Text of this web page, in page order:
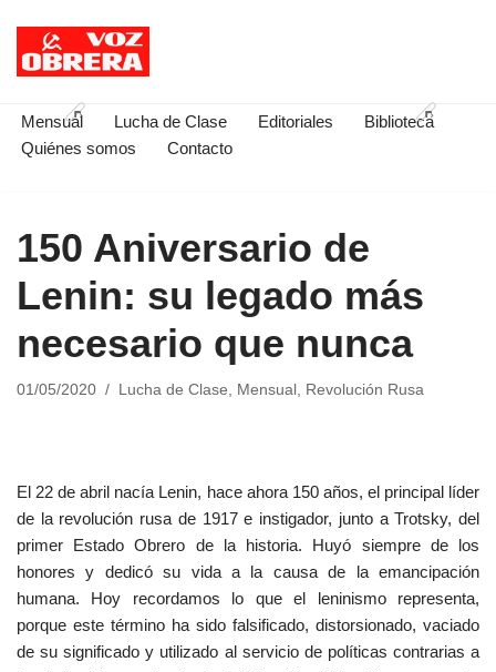
Saltar
contenido
Mensual Lucha de Clase Editoriales
Biblioteca
Quiénes somos
Contacto
150 Aniversario de
Lenin: su legado más
necesario que nunca
01/05/2020 Lucha de Clase, Mensual , Revolución Rusa
El 22 de abril nacía Lenin, hace ahora 150 años, el principal líder
de la revolución rusa de 1917 e instigador, junto a Trotsky, del
primer Estado Obrero de la historia. Huyó siempre de los
honores y dedicó su vida a la causa de la emancipación
humana. Hoy recordamos lo que el leninismo representa,
porque este término ha sido falsificado, distorsionado, vaciado
de su significado y utilizado al servicio de políticas contrarias a